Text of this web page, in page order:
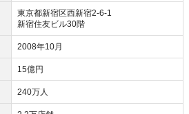
東京都新宿区西新宿2-6-1
新宿住友ビル30階
2008年10月
15億円
240万人